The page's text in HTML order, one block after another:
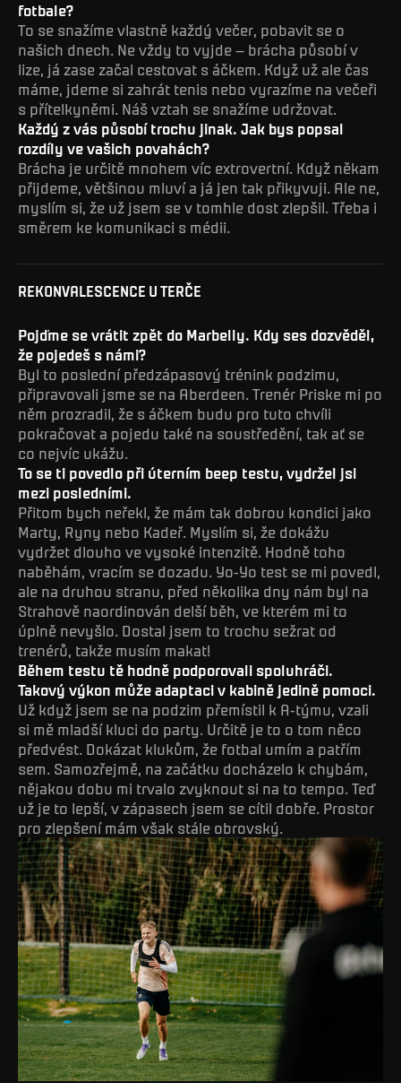
fotbale?
To se snažíme vlastně každý večer, pobavit se o
našich dnech. Ne vždy to vyjde – brácha působí v
lize, já zase začal cestovat s áčkem. Když už ale čas
máme, jdeme si zahrát tenis nebo vyrazíme na večeři
s přítelkyněmi. Náš vztah se snažíme udržovat.
Každý z vás působí trochu jinak. Jak bys popsal
rozdíly ve vašich povahách?
Brácha je určitě mnohem víc extrovertní. Když někam
přijdeme, většinou mluví a já jen tak přikyvuji. Ale ne,
myslím si, že už jsem se v tomhle dost zlepšil. Třeba i
směrem ke komunikaci s médii.
REKONVALESCENCE U TERČE
Pojďme se vrátit zpět do Marbelly. Kdy ses dozvěděl,
že pojedeš s námi?
Byl to poslední předzápasový trénink podzimu,
připravovali jsme se na Aberdeen. Trenér Priske mi po
něm prozradil, že s áčkem budu pro tuto chvíli
pokračovat a pojedu také na soustředění, tak ať se
co nejvíc ukážu.
To se ti povedlo při úterním beep testu, vydržel jsi
mezi posledními.
Přitom bych neřekl, že mám tak dobrou kondici jako
Marty, Ryny nebo Kadeř. Myslím si, že dokážu
vydržet dlouho ve vysoké intenzitě. Hodně toho
naběhám, vracím se dozadu. Yo-Yo test se mi povedl,
ale na druhou stranu, před několika dny nám byl na
Strahově naordinován delší běh, ve kterém mi to
úplně nevyšlo. Dostal jsem to trochu sežrat od
trenérů, takže musím makat!
Během testu tě hodně podporovali spoluhráči.
Takový výkon může adaptaci v kabině jedině pomoci.
Už když jsem se na podzim přemístil k A-týmu, vzali
si mě mladší kluci do party. Určitě je to o tom něco
předvést. Dokázat klukům, že fotbal umím a patřím
sem. Samozřejmě, na začátku docházelo k chybám,
nějakou dobu mi trvalo zvyknout si na to tempo. Teď
už je to lepší, v zápasech jsem se cítil dobře. Prostor
pro zlepšení mám však stále obrovský.